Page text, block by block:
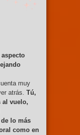
muy
atrás. Tú,
al vuelo,
lo más
como en